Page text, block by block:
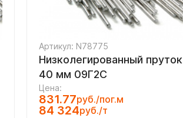
Артикул: N78775
Низколегированный пруток
40 мм 09Г2С
Цена:
831.77руб./пог.м
84 324руб./т